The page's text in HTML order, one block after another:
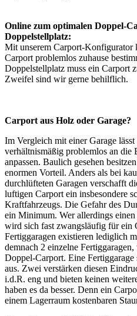
Online zum optimalen Doppel-
Doppelstellplatz:
Mit unserem Carport-Konfigurator
Carport problemlos zuhause
Doppelstellplatz muss ein Carport
Zweifel sind wir gerne behilflich.
Carport aus Holz oder Garage?
Im Vergleich mit einer Garage
verhältnismäßig problemlos an die
anpassen. Baulich gesehen
enormen Vorteil. Anders als bei
durchlüfteten Garagen verschafft
luftigen Carport ein insbesondere
Kraftfahrzeugs. Die Gefahr des
ein Minimum. Wer allerdings
wird sich fast zwangsläufig für ein
Fertiggaragen existieren lediglich
demnach 2 einzelne
Doppel-Carport. Eine
aus. Zwei verstärken diesen
i.d.R. eng und bieten keinen
haben es da besser. Denn ein
einem Lagerraum kostenbaren